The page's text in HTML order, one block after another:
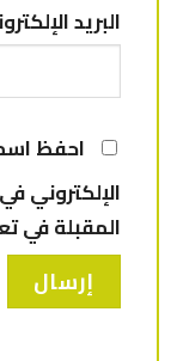
البريد
احفظ
الإلكتروني
المقبلة في